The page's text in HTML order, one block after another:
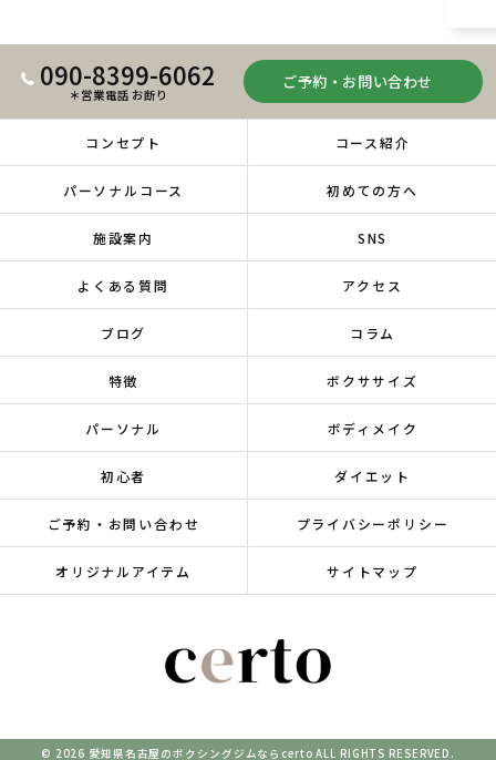
090-8399-6062
＊営業電話 お断り
ご予約・お問い合わせ
コンセプト コース紹介
パーソナルコース 初めての方へ
施設案内 SNS
よくある質問 アクセス
ブログ コラム
特徴 ボクササイズ
パーソナル ボディメイク
初心者 ダイエット
ご予約・お問い合わせ プライバシーポリシー
オリジナルアイテム サイトマップ
© 2026 愛知県名古屋のボクシングジムならcerto ALL RIGHTS RESERVED.